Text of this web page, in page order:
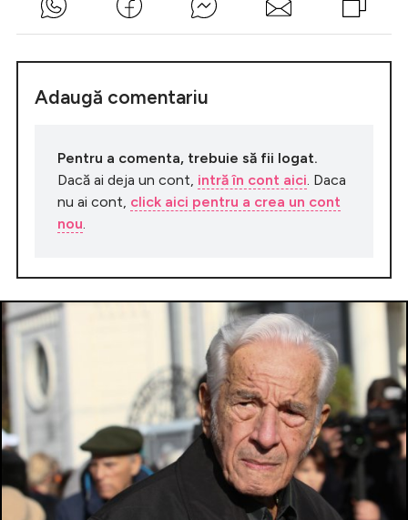
Adaugă comentariu
Pentru a comenta, trebuie să fii logat.
Dacă ai deja un cont, intră în cont aici . Daca
nu ai cont, click aici pentru a crea un cont
nou